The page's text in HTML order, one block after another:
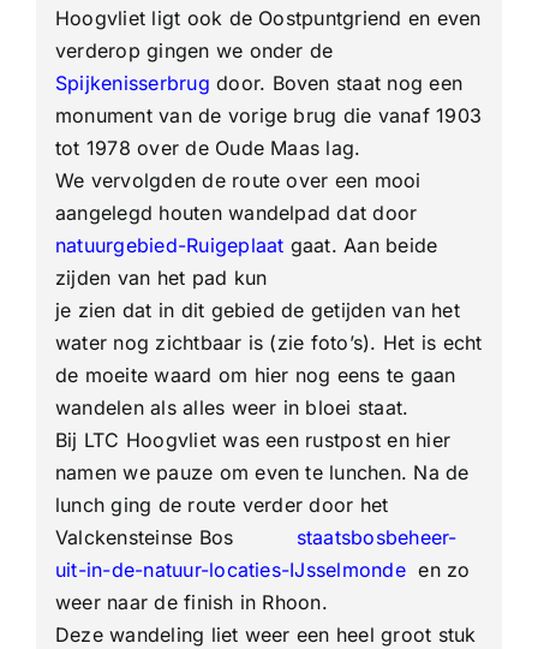
Hoogvliet ligt ook de Oostpuntgriend en even
verderop gingen we onder de
Spijkenisserbrug door. Boven staat nog een
monument van de vorige brug die vanaf 1903
tot 1978 over de Oude Maas lag.
We vervolgden de route over een mooi
aangelegd houten wandelpad dat door
natuurgebied-Ruigeplaat gaat. Aan beide
zijden van het pad kun
je zien dat in dit gebied de getijden van het
water nog zichtbaar is (zie foto’s). Het is echt
de moeite waard om hier nog eens te gaan
wandelen als alles weer in bloei staat.
Bij LTC Hoogvliet was een rustpost en hier
namen we pauze om even te lunchen. Na de
lunch ging de route verder door het
Valckensteinse Bos staatsbosbeheer-
uit-in-de-natuur-locaties-IJsselmonde en zo
weer naar de finish in Rhoon.
Deze wandeling liet weer een heel groot stuk